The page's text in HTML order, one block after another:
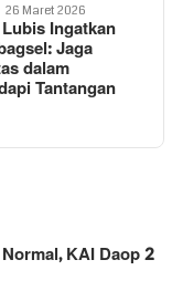
26 Maret 2026
Ingatkan
Jaga
dalam
Tantangan
KAI Daop 2